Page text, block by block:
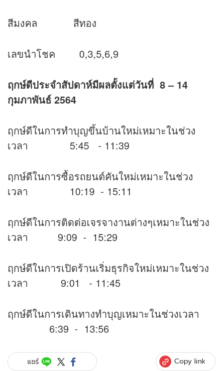
สีมงคล สีทอง
เลขนำโชค 0,3,5,6,9
ฤกษ์ดีประจำสัปดาห์มีผลตั้งแต่วันที่ 8 – 14
กุมภาพันธ์ 2564
ฤกษ์ดีในการทำบุญขึ้นบ้านใหม่เหมาะในช่วง
เวลา 5:45 - 11:39
ฤกษ์ดีในการซื้อรถยนต์คันใหม่เหมาะในช่วง
เวลา 10:19 - 15:11
ฤกษ์ดีในการติดต่อเจรจางานต่างๆเหมาะในช่วง
เวลา 9:09 - 15:29
ฤกษ์ดีในการเปิดร้านเริ่มธุรกิจใหม่เหมาะในช่วง
เวลา 9:01 - 11:45
ฤกษ์ดีในการเดินทางทำบุญเหมาะในช่วงเวลา
6:39 - 13:56
แชร์ Copy link